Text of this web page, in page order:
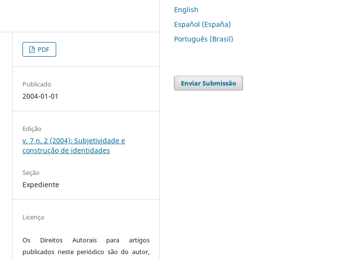
PDF
Publicado
2004-01-01
Edição
v. 7 n. 2 (2004): Subjetividade e
construção de identidades
Seção
Expediente
Licença
Os Direitos Autorais para artigos
publicados neste periódico são do autor,
English
Español (España)
Português (Brasil)
Enviar Submissão